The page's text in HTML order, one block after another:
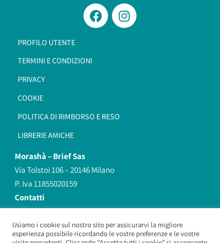
PROFILO UTENTE
TERMINI E CONDIZIONI
PRIVACY
COOKIE
POLITICA DI RIMBORSO E RESO
LIBRERIE AMICHE
Morashà –Brief Sas
Via Tolstoi 106 – 20146 Milano
P. Iva 11855020159
Contatti
redazione@morasha.it
339 8596707
(anche Whatsapp)
Usiamo i cookie sul nostro sito per assicurarvi la migliore
esperienza possibile ricordando le vostre preferenze e le vostre